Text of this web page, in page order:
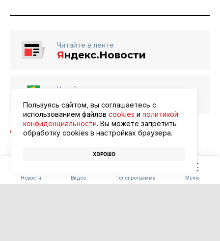
Новости Видео Телепрограмма Меню
Читайте в ленте
Яндекс.Новости
Читайте в ленте
АФИША
Пользуясь сайтом, вы соглашаетесь с
использованием файлов cookies и политикой
конфиденциальности. Вы можете запретить
обработку сookies в настройках браузера.
ХОРОШО